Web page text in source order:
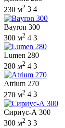
230 м2 3 4
Bayron 300
300 м2 4 3
Lumen 280
280 м2 4 3
Atrium 270
270 м2 4 3
Сириус-А 300
300 м2 3 3